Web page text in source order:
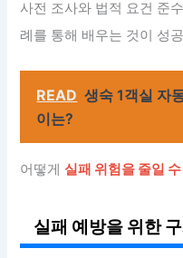
사전 조사와 법적 요건 준
례를 통해 배우는 것이 성
READ 생숙 1객실 자
이는?
어떻게 실패 위험을 줄일 수
실패 예방을 위한